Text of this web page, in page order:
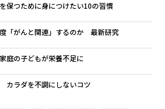
保つために身につけたい10の習慣
「がんと関連」するのか 最新研究
庭の子どもが栄養不足に
カラダを不調にしないコツ